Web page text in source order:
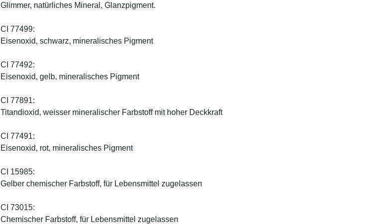
Glimmer, natürliches Mineral, Glanzpigment.
CI 77499:
Eisenoxid, schwarz, mineralisches Pigment
CI 77492:
Eisenoxid, gelb, mineralisches Pigment
CI 77891:
Titandioxid, weisser mineralischer Farbstoff mit hoher Deckkraft
CI 77491:
Eisenoxid, rot, mineralisches Pigment
CI 15985:
Gelber chemischer Farbstoff, für Lebensmittel zugelassen
CI 73015:
Chemischer Farbstoff, für Lebensmittel zugelassen